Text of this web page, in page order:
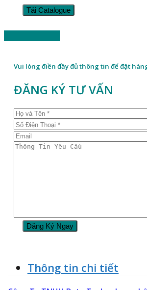
Vui lòng điền đầy đủ thông tin để đặt
ĐĂNG KÝ TƯ VẤN
Thông tin chi tiết